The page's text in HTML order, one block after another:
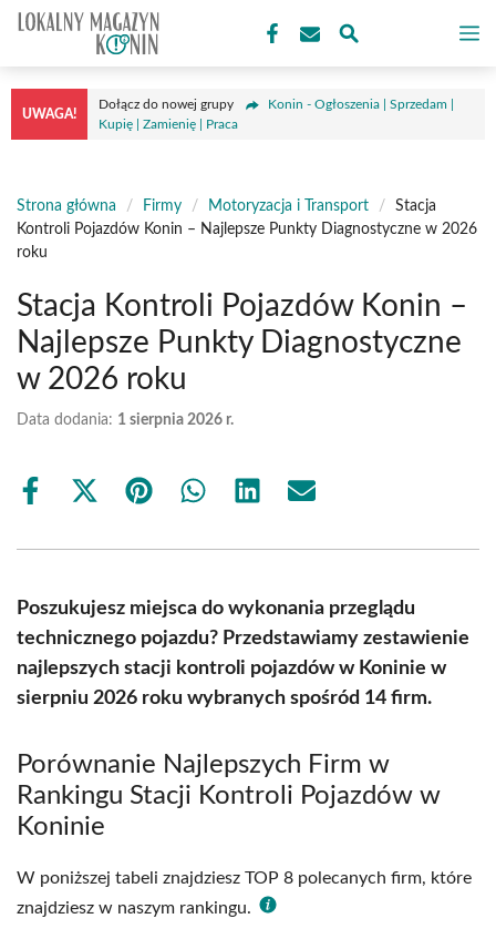
Przejdź
treści
UWAGA!
Dołącz do nowej grupy
Konin - Ogłoszenia | Sprzedam |
Kupię | Zamienię | Praca
Strona główna / Firmy / Motoryzacja i Transport /
Stacja
Kontroli Pojazdów Konin – Najlepsze Punkty Diagnostyczne w 2026
roku
Stacja Kontroli Pojazdów Konin –
Najlepsze Punkty Diagnostyczne
w 2026 roku
Data dodania: 1 sierpnia 2026 r.
Share
Share
(Twitter)
Share Share Share Share
Poszukujesz miejsca do wykonania przeglądu
technicznego pojazdu? Przedstawiamy zestawienie
najlepszych stacji kontroli pojazdów w Koninie w
sierpniu 2026 roku wybranych spośród 14 firm.
Porównanie Najlepszych Firm w
Rankingu Stacji Kontroli Pojazdów w
Koninie
W poniższej tabeli znajdziesz TOP 8 polecanych firm, które
znajdziesz w naszym rankingu.